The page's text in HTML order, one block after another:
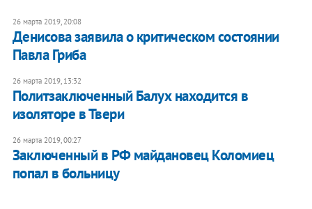
26 марта 2019, 20:08
Денисова заявила о критическом состоянии
Павла Гриба
26 марта 2019, 13:32
Политзаключенный Балух находится в
изоляторе в Твери
26 марта 2019, 00:27
Заключенный в РФ майдановец Коломиец
попал в больницу